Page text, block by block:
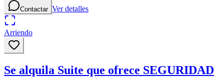
Contactar Ver detalles
Arriendo
Se alquila Suite que ofrece SEGURIDAD